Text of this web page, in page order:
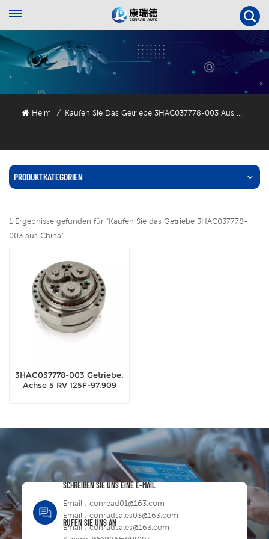
Heim /
PRODUKTKATEGORIEN
1 Ergebnisse gefunden für "Kaufen Sie das Getriebe 3HAC037778-
003 aus China"
3HAC037778-003 Getriebe,
Achse 5 RV 125F-97.909
SCHREIBEN SIE UNS EINE E-MAIL
Email : conread01@163.com
Email : conradsales03@163.com
Email :conradsales@163.com
RUFEN SIE UNS AN